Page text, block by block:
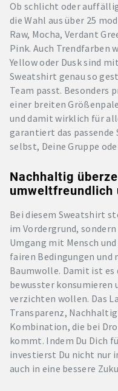
Ob schlicht oder
die Wahl aus über 25
Raw, Mocha, Verdant
Pink. Auch Trendfarben
Yellow oder Dusk sind
Sweatshirt genau so
Team passt. Besonders
einer breiten
und damit wirklich für
garantiert das passende
selbst, Deine Gruppe
Nachhaltig
Bei diesem Sweatshirt
im Vordergrund,
Umgang mit Mensch
fairen Bedingungen
Baumwolle. Damit ist
bewusster konsumieren
verzichten wollen. Das
Transparenz,
Kombination, die bei
kommt. Indem Du Dich
investierst Du nicht nur
auch in eine bessere